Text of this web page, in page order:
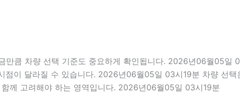
만큼 차량 선택 기준도 중요하게 확인됩니다. 2026년06월05일
점이 달라질 수 있습니다. 2026년06월05일 03시19분 차량 선
께 고려해야 하는 영역입니다. 2026년06월05일 03시19분